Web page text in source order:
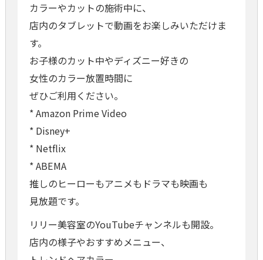
カラーやカットの施術中に、
店内のタブレットで動画をお楽しみいただけま
す。
お子様のカット中やディズニー好きの
女性のカラー放置時間に
ぜひご利用ください。
* Amazon Prime Video
* Disney+
* Netflix
* ABEMA
推しのヒーローもアニメもドラマも映画も
見放題です。
リリー美容室のYouTubeチャンネルも開設。
店内の様子やおすすめメニュー、